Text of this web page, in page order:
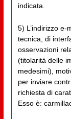
indicata.
5) L’indirizzo
tecnica, di
osservazioni
(titolarità delle
medesimi),
per inviare
richiesta di
Esso è: